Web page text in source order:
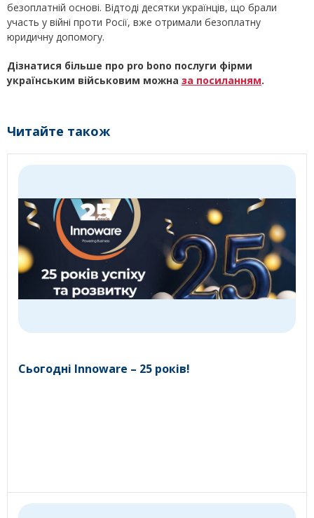
безоплатній основі. Відтоді десятки українців, що брали
участь у війні проти Росії, вже отримали безоплатну
юридичну допомогу.
Дізнатися більше про pro bono послуги фірми
українським військовим можна за посиланням.
Читайте також
Сьогодні Innoware – 25 років!